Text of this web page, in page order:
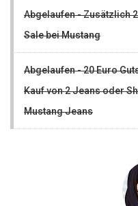
Abgelaufen - Zusätzlich
Sale bei Mustang
Abgelaufen - 20 Euro
Kauf von 2 Jeans oder
Mustang Jeans